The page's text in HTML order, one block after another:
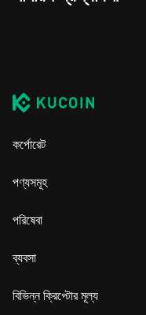
কর্পোরেট
পণ্যসমূহ
পরিষেবা
ব্যবসা
বিভিন্ন ক্রিপ্টোর মূল্য